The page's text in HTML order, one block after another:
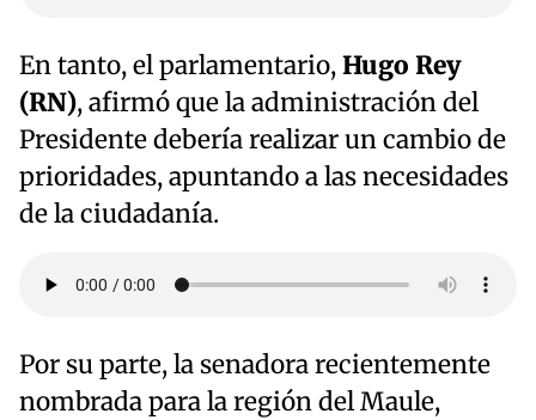
En tanto, el parlamentario,Hugo Rey
(RN), afirmó que la administración del
Presidente debería realizar un cambio de
prioridades, apuntando a las necesidades
de la ciudadanía.
Por su parte, la senadora recientemente
nombrada para la región del Maule,